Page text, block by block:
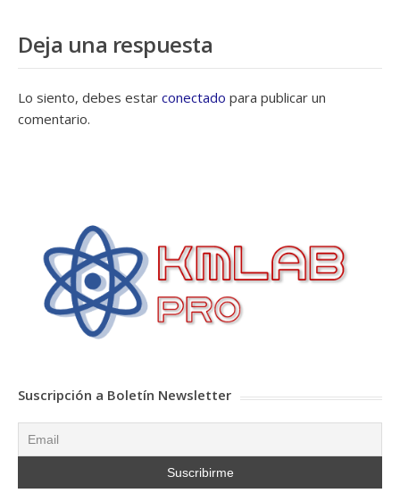
Deja una respuesta
Lo siento, debes estar conectado para publicar un
comentario.
Suscripción a Boletín Newsletter